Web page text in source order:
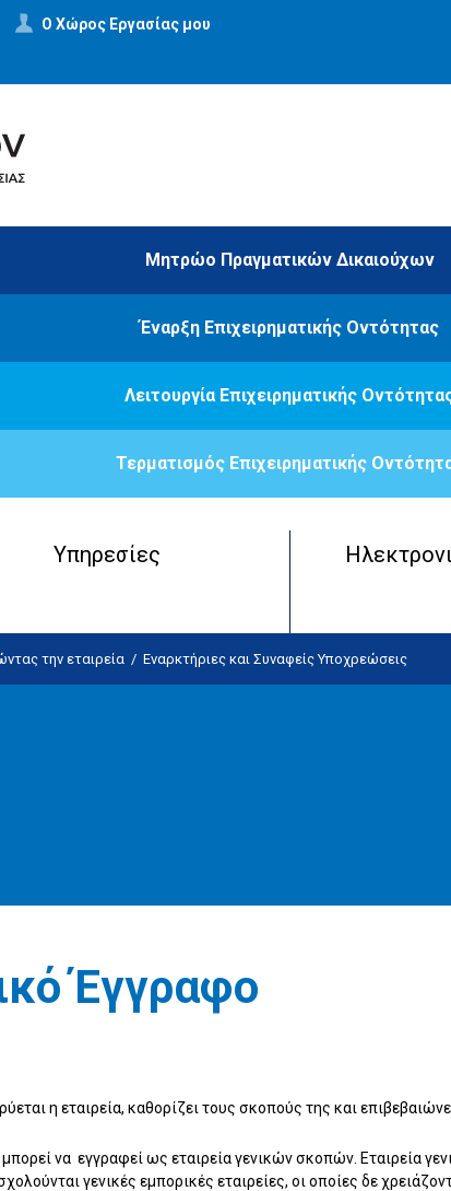
Ο Χώρος Εργασίας μου
Μητρώο Πραγματικών Δικαιούχων
Έναρξη Επιχειρηματικής Οντότητας
Λειτουργία Επιχειρηματικής
Τερματισμός Επιχειρηματικής
Μητρώο Πραγματικών Δικαιούχων
Λειτουργία Επιχειρηματικής Οντότητας
Υπηρεσίες
την εταιρεία / Εναρκτήριες και Συναφείς Υποχρεώσεις
Έγγραφο
η εταιρεία, καθορίζει τους σκοπούς της και
να εγγραφεί ως εταιρεία γενικών σκοπών. Εταιρεία
γενικές εμπορικές εταιρείες, οι οποίες δε